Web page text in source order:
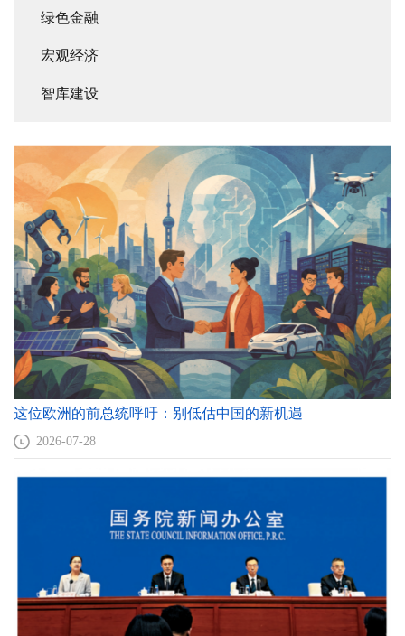
_EssamSharaf 斯基 _VijayPrashad _PauloPortas
格泽高滋_W_科
勒德克
_GrzegorzW_Kolodko
安东尼诺_维拉
弗兰卡
_AntoninoVillafranca
斯拉夫沃米尔_
麦伊曼
_SlawomirMajman
威廉_琼斯
_WilliamJones
马伟宁
_BrendanS_Mulvaney
黑尔佳_策普_拉
鲁什
_HelgaZepp_LaRouche
让_盖_卡里埃
_Jean_GuyCarrier
尤科赛尔_戈迈
_YukselGormez
詹尼斯_坎巴耶
夫
_ZhenisKembayev
_Ali_Akbar_Velayati马丁_李斯
_R_Martin_Lees
约翰_科顿
_John_Kirton 坦_Gabriel_Stein
默罕默德_萨奇 葛琳娜 李文沛 拉尼尔_提萨_维
绿色金融
宏观经济
智库建设
这位欧洲的前总统呼吁：别低估中国的新机遇
2026-07-28